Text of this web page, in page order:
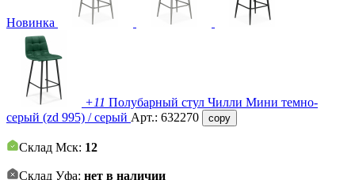
Новинка
+11 Полубарный стул Чилли Мини темно-
серый (zd 995) / серый Арт.: 632270 copy
Склад Мск: 12
Склад Уфа: нет в наличии